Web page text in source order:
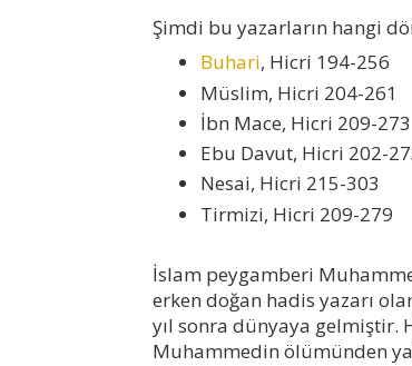
Şimdi bu yazarların hangi
Buhari, Hicri 194-256
Müslim, Hicri 204-261
İbn Mace, Hicri 209-273
Ebu Davut, Hicri 202-
Nesai, Hicri 215-303
Tirmizi, Hicri 209-279
İslam peygamberi
erken doğan hadis yazarı
yıl sonra dünyaya gelmiştir.
Muhammedin ölümünden